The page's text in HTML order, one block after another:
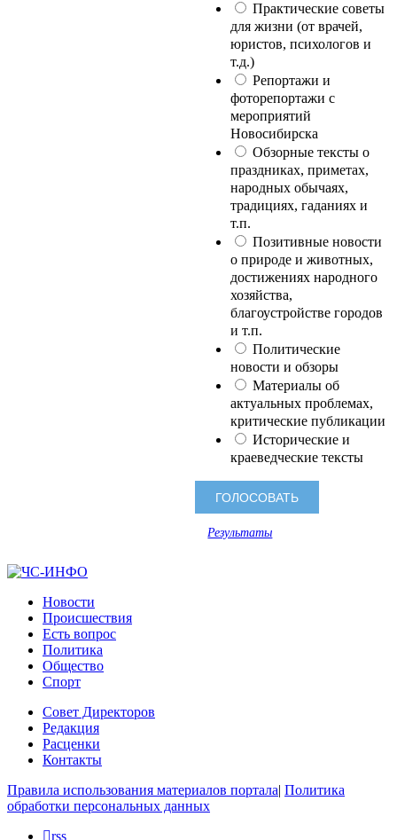
Практические советы
для жизни (от врачей,
юристов, психологов и
т.д.)
Репортажи и
фоторепортажи с
мероприятий
Новосибирска
Обзорные тексты о
праздниках, приметах,
народных обычаях,
традициях, гаданиях и
т.п.
Позитивные новости
о природе и животных,
достижениях народного
хозяйства,
благоустройстве городов
и т.п.
Политические
новости и обзоры
Материалы об
актуальных проблемах,
критические публикации
Исторические и
краеведческие тексты
Результаты
Новости
Происшествия
Есть вопрос
Политика
Общество
Спорт
Совет Директоров
Редакция
Расценки
Контакты
Правила использования материалов портала| Политика
обработки персональных данных
rss